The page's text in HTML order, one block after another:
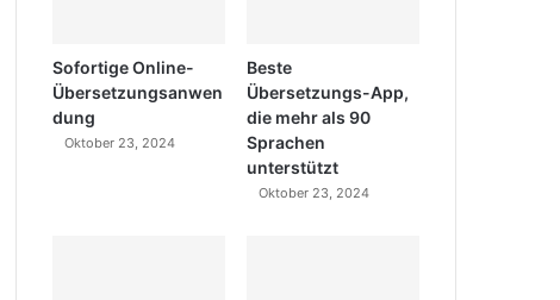
Sofortige Online-
Übersetzungsanwen
dung
Oktober 23, 2024
Beste
Übersetzungs-App,
die mehr als 90
Sprachen
unterstützt
Oktober 23, 2024